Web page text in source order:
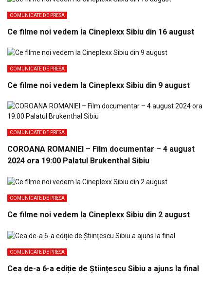
COMUNICATE DE PRESA
Ce filme noi vedem la Cineplexx Sibiu din 16 august
COMUNICATE DE PRESA
Ce filme noi vedem la Cineplexx Sibiu din 9 august
COMUNICATE DE PRESA
COROANA ROMANIEI – Film documentar – 4 august
2024 ora 19:00 Palatul Brukenthal Sibiu
COMUNICATE DE PRESA
Ce filme noi vedem la Cineplexx Sibiu din 2 august
COMUNICATE DE PRESA
Cea de-a 6-a ediție de Științescu Sibiu a ajuns la final